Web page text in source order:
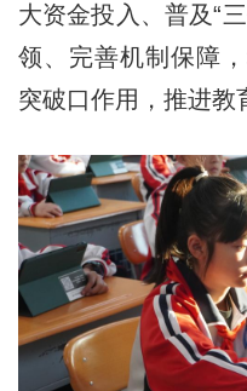
大资金投入、普及“
领、完善机制保障
突破口作用，推进教